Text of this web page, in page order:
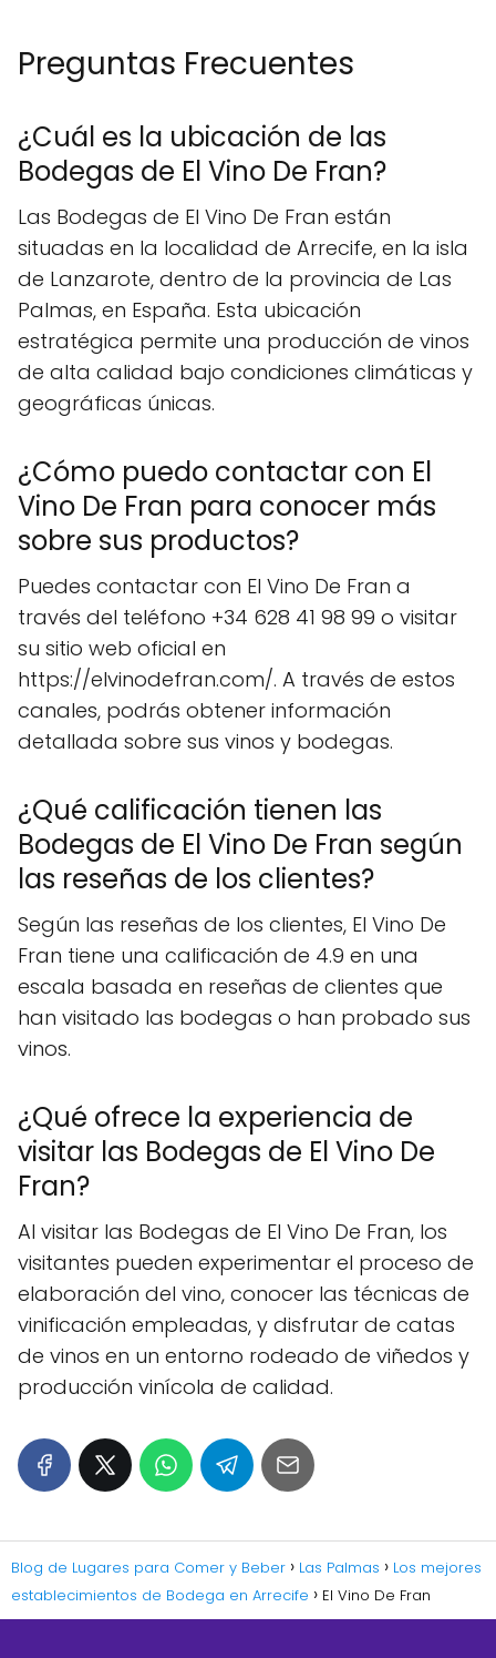
Preguntas Frecuentes
¿Cuál es la ubicación de las
Bodegas de El Vino De Fran?
Las Bodegas de El Vino De Fran están
situadas en la localidad de Arrecife, en la isla
de Lanzarote, dentro de la provincia de Las
Palmas, en España. Esta ubicación
estratégica permite una producción de vinos
de alta calidad bajo condiciones climáticas y
geográficas únicas.
¿Cómo puedo contactar con El
Vino De Fran para conocer más
sobre sus productos?
Puedes contactar con El Vino De Fran a
través del teléfono +34 628 41 98 99 o visitar
su sitio web oficial en
https://elvinodefran.com/. A través de estos
canales, podrás obtener información
detallada sobre sus vinos y bodegas.
¿Qué calificación tienen las
Bodegas de El Vino De Fran según
las reseñas de los clientes?
Según las reseñas de los clientes, El Vino De
Fran tiene una calificación de 4.9 en una
escala basada en reseñas de clientes que
han visitado las bodegas o han probado sus
vinos.
¿Qué ofrece la experiencia de
visitar las Bodegas de El Vino De
Fran?
Al visitar las Bodegas de El Vino De Fran, los
visitantes pueden experimentar el proceso de
elaboración del vino, conocer las técnicas de
vinificación empleadas, y disfrutar de catas
de vinos en un entorno rodeado de viñedos y
producción vinícola de calidad.
Blog de Lugares para Comer y Beber Las Palmas
Los mejores
establecimientos de Bodega en Arrecife
El Vino De Fran